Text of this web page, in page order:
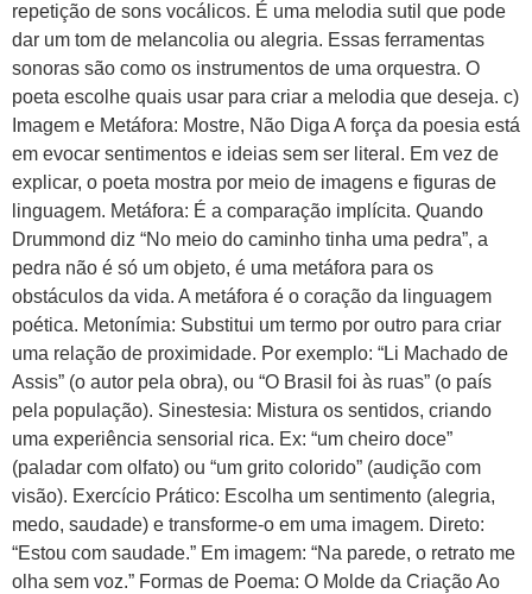
repetição de sons vocálicos. É uma melodia sutil que pode
dar um tom de melancolia ou alegria. Essas ferramentas
sonoras são como os instrumentos de uma orquestra. O
poeta escolhe quais usar para criar a melodia que deseja. c)
Imagem e Metáfora: Mostre, Não Diga A força da poesia está
em evocar sentimentos e ideias sem ser literal. Em vez de
explicar, o poeta mostra por meio de imagens e figuras de
linguagem. Metáfora: É a comparação implícita. Quando
Drummond diz “No meio do caminho tinha uma pedra”, a
pedra não é só um objeto, é uma metáfora para os
obstáculos da vida. A metáfora é o coração da linguagem
poética. Metonímia: Substitui um termo por outro para criar
uma relação de proximidade. Por exemplo: “Li Machado de
Assis” (o autor pela obra), ou “O Brasil foi às ruas” (o país
pela população). Sinestesia: Mistura os sentidos, criando
uma experiência sensorial rica. Ex: “um cheiro doce”
(paladar com olfato) ou “um grito colorido” (audição com
visão). Exercício Prático: Escolha um sentimento (alegria,
medo, saudade) e transforme-o em uma imagem. Direto:
“Estou com saudade.” Em imagem: “Na parede, o retrato me
olha sem voz.” Formas de Poema: O Molde da Criação Ao